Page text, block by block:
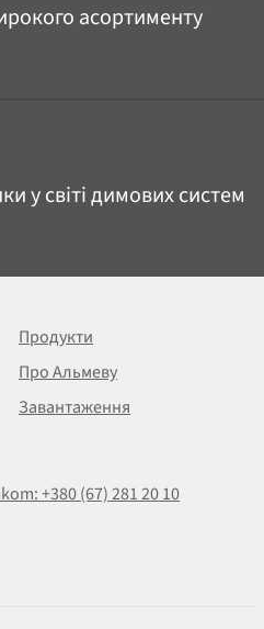
асортименту
у світі димових систем
Продукти
Про Альмеву
Завантаження
+380 (67) 281 20 10